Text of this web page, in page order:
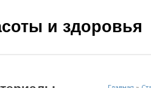
и здоровья